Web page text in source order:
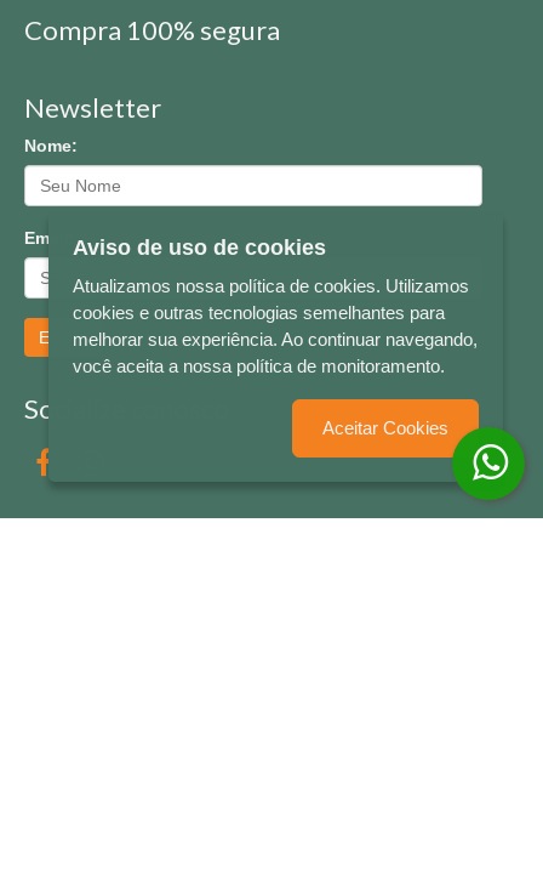
Compra 100% segura
Newsletter
Nome:
Email:
Enviar
Socialize conosco
Aviso de uso de cookies
Atualizamos nossa política de cookies. Utilizamos
cookies e outras tecnologias semelhantes para
melhorar sua experiência. Ao continuar navegando,
você aceita a nossa política de monitoramento.
Aceitar Cookies